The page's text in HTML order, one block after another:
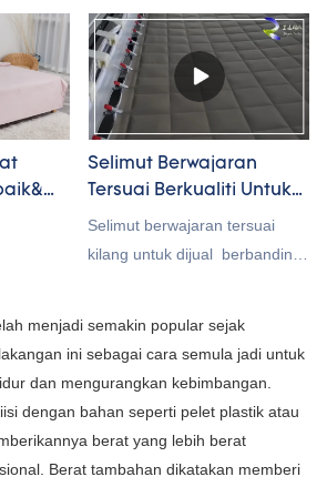
menjadi semakin popular sejak
ini sebagai cara semula jadi untuk
dan mengurangkan kebimbangan.
dengan bahan seperti pelet plastik atau
berat yang lebih berat
Berat tambahan dikatakan memberi
tenang
sebagai
Jika
Sarungnya diperbuat daripada
100% gentian buluh dan
disertakan dengan elemen
penyejuk untuk membantu
anda menyejukkan badan. Ia
bernafas, menggalakkan aliran
udara dan mengurangkan rasa
kuning, merah jambu dan biru,
semuanya dalam gaya ringkas
yang sesuai dengan pelbagai
tetapan bilik. Ia didatangkan
dalam pelbagai saiz:
90x100cm, 100x150cm,
Selimut Berwajaran
Tersuai Berkualiti Untuk
Dijual Rongda
Selimut berwajaran tersuai
kilang untuk dijual berbanding
kelebihan luar biasa yang tiada
tandingan dari segi prestasi,
kualiti, penampilan, dll., dan
menikmati reputasi yang baik di
pasaran. Rongda